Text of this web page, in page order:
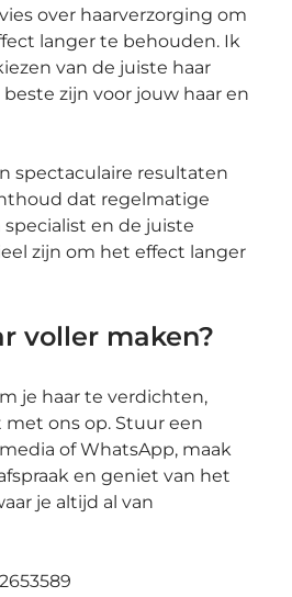
over haarverzorging om
langer te behouden. Ik
van de juiste haar
zijn voor jouw haar en
spectaculaire resultaten
dat regelmatige
en de juiste
zijn om het effect langer
voller maken?
je haar te verdichten,
ons op. Stuur een
of WhatsApp, maak
en geniet van het
je altijd al van